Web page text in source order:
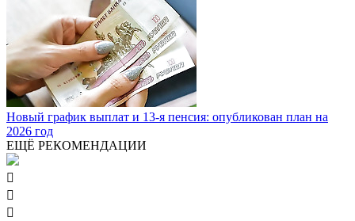
Новый график выплат и 13-я пенсия: опубликован план на
2026 год
ЕЩЁ РЕКОМЕНДАЦИИ


